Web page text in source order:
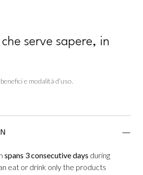
serve sapere, in
e modalità d’uso.
spans 3 consecutive days during
eat or drink only the products